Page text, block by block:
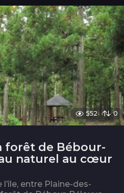
552 0
forêt de Bébour-
naturel au cœur
entre Plaine-des-